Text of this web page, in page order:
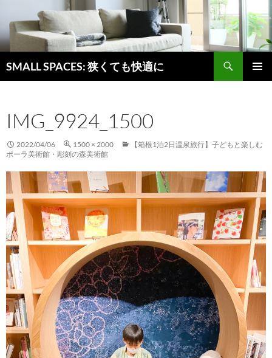
SMALL SPACES: 狭くても快適に
索
ン
ツ
へ
ス
ッ
プ
IMG_9924_1500
2022/04/06 1500 × 2000
【箱根1泊2日温泉旅行】子どもと楽しむ
ポーラ美術館・彫刻の森美術館